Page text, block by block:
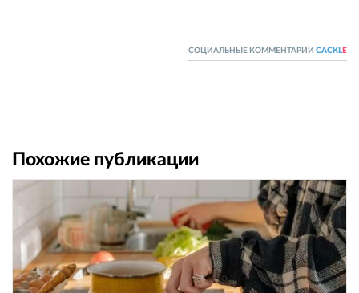
СОЦИАЛЬНЫЕ КОММЕНТАРИИ CACKL E
Похожие публикации